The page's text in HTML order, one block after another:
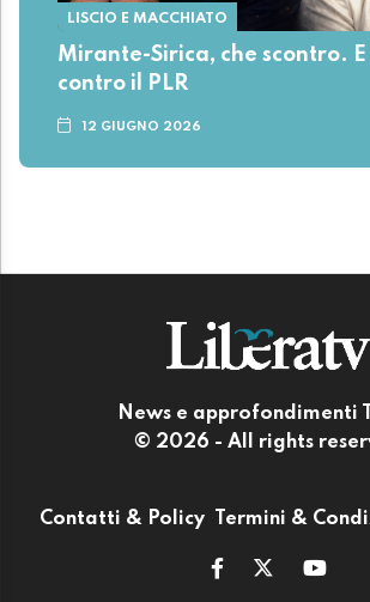
LISCIO E MACCHIATO
Mirante-Sirica, che scontro. E
contro il PLR
12 GIUGNO 2026
News e approfondimenti
© 2026 - All rights
Contatti & Policy Termini &